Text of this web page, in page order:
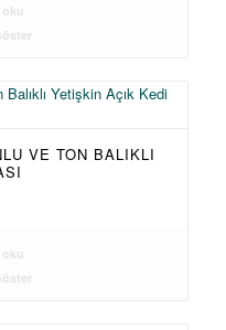
oku
VE TON BALIKLI
oku